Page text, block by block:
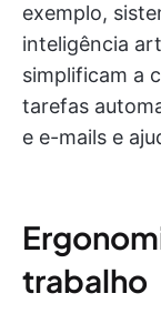
exemplo,
inteligência
simplificam a
tarefas
e e-mails e
trabalho